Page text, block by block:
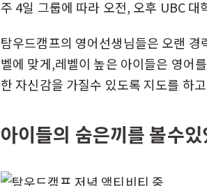
주 4일 그룹에 따라 오전, 오후 UBC
탐우드캠프의 영어선생님들은 오랜
벨에 맞게,레벨이 높은 아이들은 영어
한 자신감을 가질수 있도록 지도를 하
아이들의 숨은끼를 볼수